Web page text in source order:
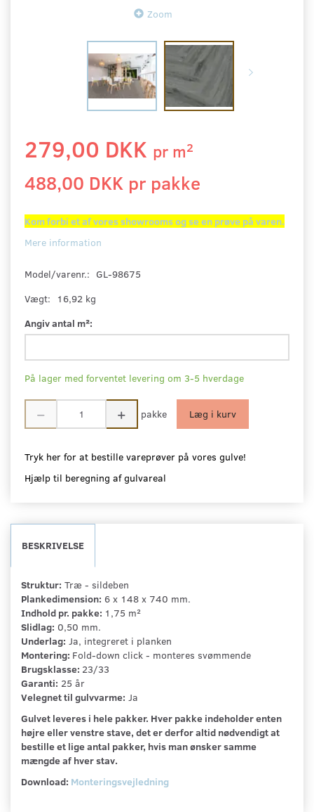
Zoom
279,00 DKK pr m2
488,00 DKK pr pakke
Kom forbi et af vores showrooms og se en prøve på varen.
Mere information
Model/varenr.: GL-98675
Vægt:
16,92 kg
Angiv antal m²:
På lager med forventet levering om 3-5 hverdage
pakke Læg i kurv
Tryk her for at bestille vareprøver på vores gulve!
Hjælp til beregning af gulvareal
BESKRIVELSE
Struktur: Træ - sildeben
Plankedimension: 6 x 148 x 740 mm.
Indhold pr. pakke: 1,75 m²
Slidlag: 0,50 mm.
Underlag: Ja, integreret i planken
Montering: Fold-down click - monteres svømmende
Brugsklasse: 23/33
Garanti: 25 år
Velegnet til gulvvarme: Ja
Gulvet leveres i hele pakker. Hver pakke indeholder enten
højre eller venstre stave, det er derfor altid nødvendigt at
bestille et lige antal pakker, hvis man ønsker samme
mængde af hver stav.
Download: Monteringsvejledning